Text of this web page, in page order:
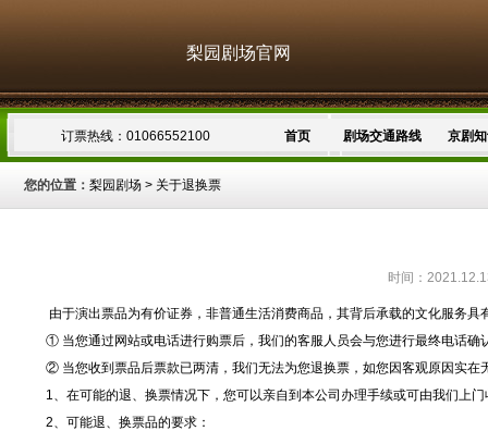
梨园剧场官网
订票热线：01066552100 首页 剧场交通路线 京剧
您的位置： 梨园剧场 > 关于退换票
时间：
由于演出票品为有价证券，非普通生活消费商品，其背后承载的文化服务
① 当您通过网站或电话进行购票后，我们的客服人员会与您进行最终电话
② 当您收到票品后票款已两清，我们无法为您退换票，如您因客观原因实
1、在可能的退、换票情况下，您可以亲自到本公司办理手续或可由我们上
2、可能退、换票品的要求：